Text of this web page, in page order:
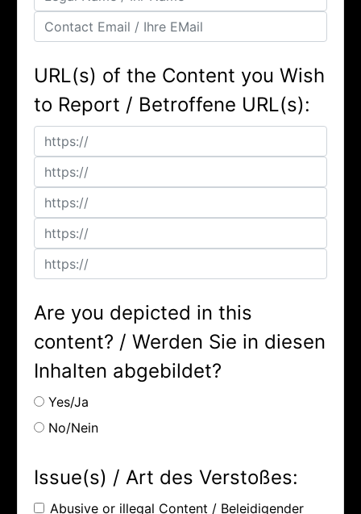
URL(s) of the Content you Wish
to Report / Betroffene URL(s):
Are you depicted in this
content? / Werden Sie in diesen
Inhalten abgebildet?
Yes/Ja
No/Nein
Issue(s) / Art des Verstoßes:
Abusive or illegal Content / Beleidigender